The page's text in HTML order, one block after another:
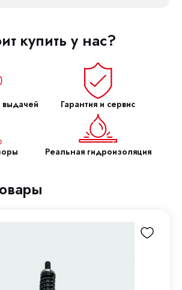
купить у нас?
Гарантия и сервис
Реальная гидроизоляция